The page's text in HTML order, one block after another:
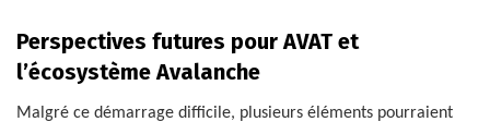
Perspectives futures pour AVAT et
l’écosystème Avalanche
Malgré ce démarrage difficile, plusieurs éléments pourraient